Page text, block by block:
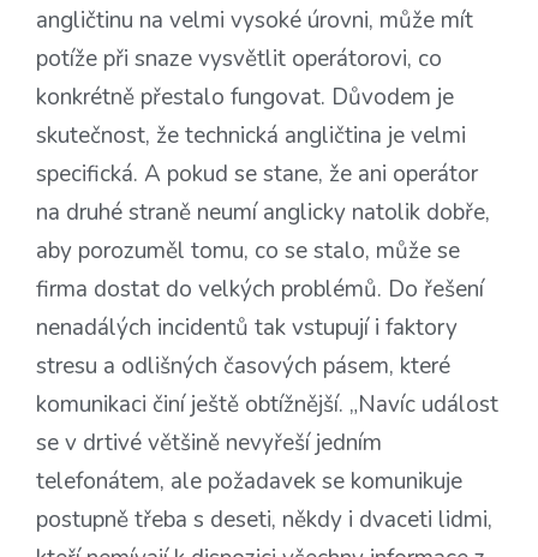
angličtinu na velmi vysoké úrovni, může mít
potíže při snaze vysvětlit operátorovi, co
konkrétně přestalo fungovat. Důvodem je
skutečnost, že technická angličtina je velmi
specifická. A pokud se stane, že ani operátor
na druhé straně neumí anglicky natolik dobře,
aby porozuměl tomu, co se stalo, může se
firma dostat do velkých problémů. Do řešení
nenadálých incidentů tak vstupují i faktory
stresu a odlišných časových pásem, které
komunikaci činí ještě obtížnější. „Navíc událost
se v drtivé většině nevyřeší jedním
telefonátem, ale požadavek se komunikuje
postupně třeba s deseti, někdy i dvaceti lidmi,